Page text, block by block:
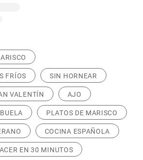
FRÍOS SIN HORNEAR
VALENTÍN AJO
PLATOS DE MARISCO
COCINA ESPAÑOLA
EN 30 MINUTOS